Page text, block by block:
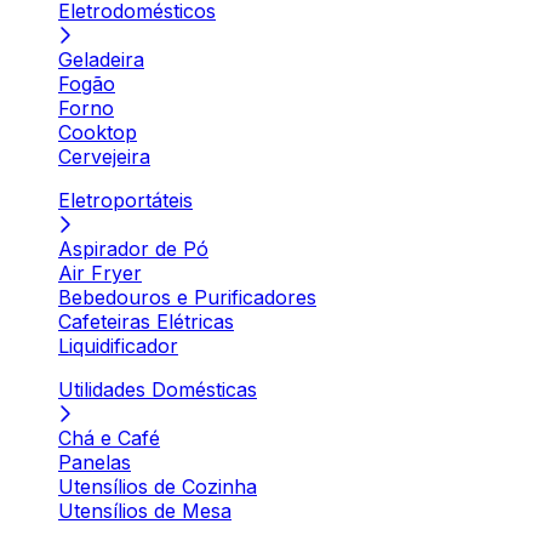
Eletrodomésticos
Geladeira
Fogão
Forno
Cooktop
Cervejeira
Eletroportáteis
Aspirador de Pó
Air Fryer
Bebedouros e Purificadores
Cafeteiras Elétricas
Liquidificador
Utilidades Domésticas
Chá e Café
Panelas
Utensílios de Cozinha
Utensílios de Mesa